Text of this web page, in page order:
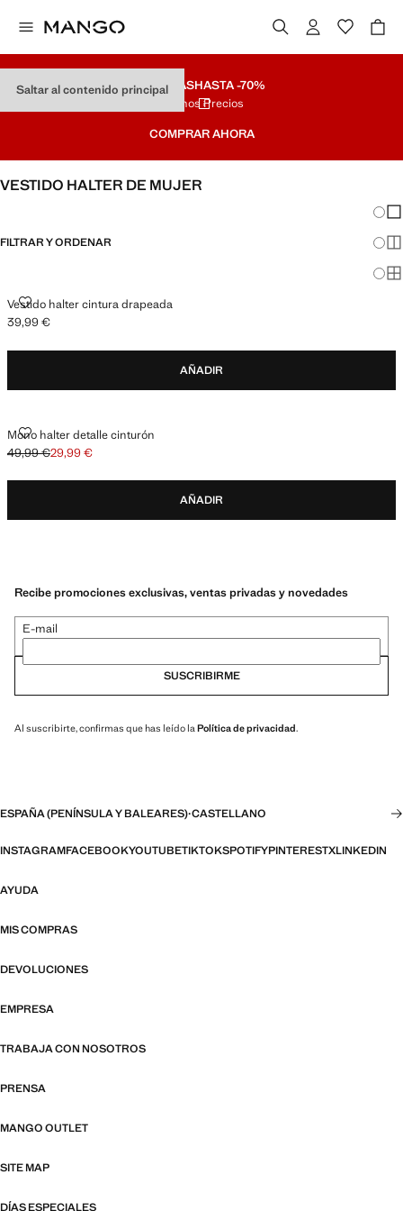
Saltar al contenido principal
REBAJASHASTA -70%
Últimos Precios
COMPRAR AHORA
VESTIDO HALTER DE MUJER
FILTRAR Y ORDENAR
Vestido halter cintura drapeada
VESTIDO HALTER CINTURA DRAPEADA
Precio actual [39,99 € ]
39,99 €
AÑADIR
Mono halter detalle cinturón
MONO HALTER DETALLE CINTURÓN
Precio inicial tachado [49,99 € ]
49,99 €
Precio actual [29,99 € ]
29,99 €
AÑADIR
Recibe promociones exclusivas, ventas privadas y novedades
E-mail
SUSCRIBIRME
Al suscribirte, confirmas que has leído la Política de privacidad.
ESPAÑA (PENÍNSULA Y BALEARES)·CASTELLANO
INSTAGRAMFACEBOOKYOUTUBETIKTOKSPOTIFYPINTERESTXLINKEDIN
AYUDA
MIS COMPRAS
DEVOLUCIONES
EMPRESA
TRABAJA CON NOSOTROS
PRENSA
MANGO OUTLET
SITE MAP
DÍAS ESPECIALES